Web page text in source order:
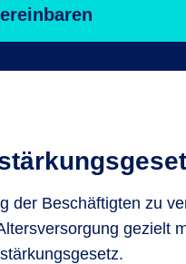
der Beschäftigten zu
gezielt